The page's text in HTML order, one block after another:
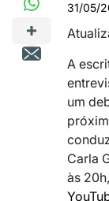
31/05/
A
um
Carla
às 20h,